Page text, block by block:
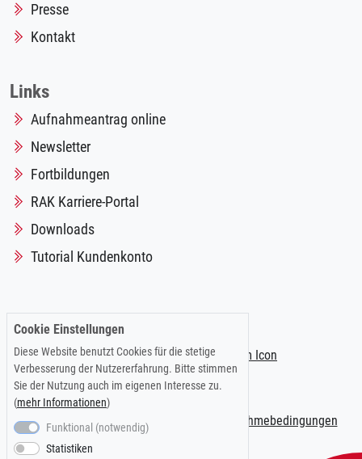
Presse
Kontakt
Links
Aufnahmeantrag online
Newsletter
Fortbildungen
RAK Karriere-Portal
Downloads
Tutorial Kundenkonto
Impressum |Datenschutzerklärung Teilnahmebedingungen
Cookie Einstellungen
Diese Website benutzt Cookies für die stetige
Verbesserung der Nutzererfahrung. Bitte stimmen
Sie der Nutzung auch im eigenen Interesse zu.
(mehr Informationen)
Funktional (notwendig)
Statistiken